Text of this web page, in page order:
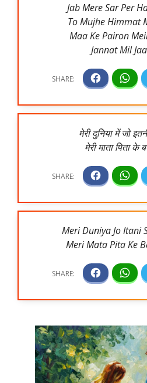
Jab Mere Sar Per
To Mujhe Himmat
Maa Ke Pairon
Jannat Mil
मेरी दुनिया में जो
मेरी माता पिता के
Meri Duniya Jo Itani
Meri Mata Pita Ke